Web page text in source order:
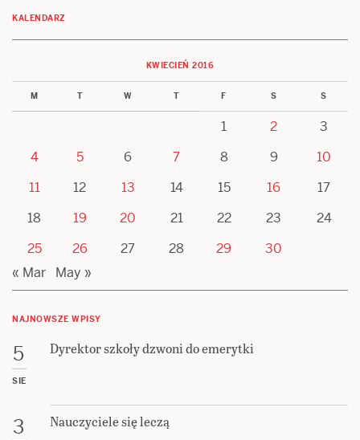
KALENDARZ
KWIECIEŃ 2016
M T W T F S S
1 2
3
4
5 6 7 8 9
10
11
12 13 14 15 16
17
18
19 20 21 22 23
24
25
26 27 28 29
30
« Mar
May »
NAJNOWSZE WPISY
5
SIE
Dyrektor szkoły dzwoni do emerytki
3 Nauczyciele się leczą